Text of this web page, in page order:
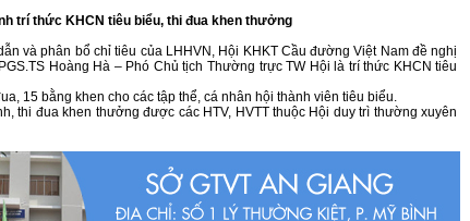
trí thức KHCN tiêu biểu, thi đua khen thưởng
và phân bổ chỉ tiêu của LHHVN, Hội KHKT Cầu đường Việt Nam đề nghị
Hoàng Hà – Phó Chủ tịch Thường trực TW Hội là trí thức KHCN tiêu
15 bằng khen cho các tập thể, cá nhân hội thành viên tiêu biểu.
thi đua khen thưởng được các HTV, HVTT thuộc Hội duy trì thường xuyên